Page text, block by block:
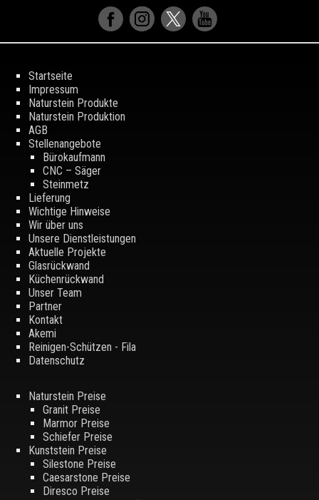
Startseite
Impressum
Naturstein Produkte
Naturstein Produktion
AGB
Stellenangebote
Bürokaufmann
CNC – Säger
Steinmetz
Lieferung
Wichtige Hinweise
Wir über uns
Unsere Dienstleistungen
Aktuelle Projekte
Glasrückwand
Küchenrückwand
Unser Team
Partner
Kontakt
Akemi
Reinigen-Schützen - Fila
Datenschutz
Naturstein Preise
Granit Preise
Marmor Preise
Schiefer Preise
Kunststein Preise
Silestone Preise
Caesarstone Preise
Diresco Preise